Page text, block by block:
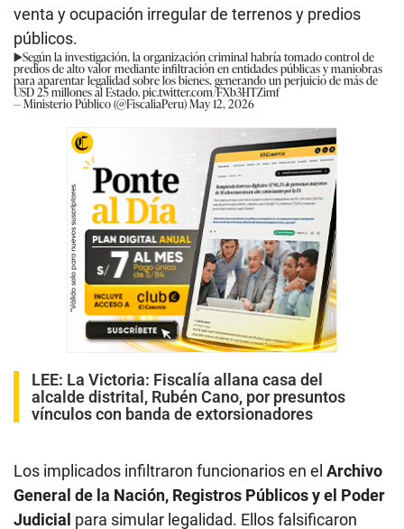
venta y ocupación irregular de terrenos y predios
públicos.
▶️Según la investigación, la organización criminal habría tomado control de
predios de alto valor mediante infiltración en entidades públicas y maniobras
para aparentar legalidad sobre los bienes, generando un perjuicio de más de
USD 25 millones al Estado.pic.twitter.com/FXb3HTZimf
— Ministerio Público (@FiscaliaPeru)May 12, 2026
LEE: La Victoria: Fiscalía allana casa del
alcalde distrital, Rubén Cano, por presuntos
vínculos con banda de extorsionadores
Los implicados infiltraron funcionarios en el Archivo
General de la Nación, Registros Públicos y el Poder
Judicial para simular legalidad. Ellos falsificaron